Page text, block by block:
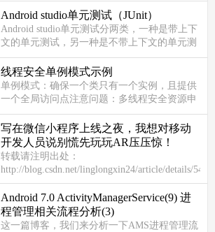
http://www.jianshu.com/p/cb5499021...
Android studio单元测试（JUnit）
Android studio单元测试分两类，一种是带上下
文的单元测试，另一种是不带上下文的单元测
试。详情见下图目录结构。下面介绍在本地中
进行的不带上下文的测试，具...
线程安全单例模式示例
单例模式：确保一个类只有一个实例，且提供
一个全局访问点注意问题：多线程安全资源申
请时机sig.h#include &ltiostream&gt#include
&ltpthread.h&gtusing nam...
写在微信小程序上线之夜，我想对移动
开发人员说别慌先玩玩AR压压惊！
转载请注明出处：
http://blog.csdn.net/linglongxin24/article/details/
本文出自【DylanAndroid的博客】 写在微信小
程序上线之夜，我想...
Android 7.0 ActivityManagerService(9) 进
程管理相关流程分析(3)
computeOomAdjLocked
这一篇博客，我们来分析一下AMS进程管理流